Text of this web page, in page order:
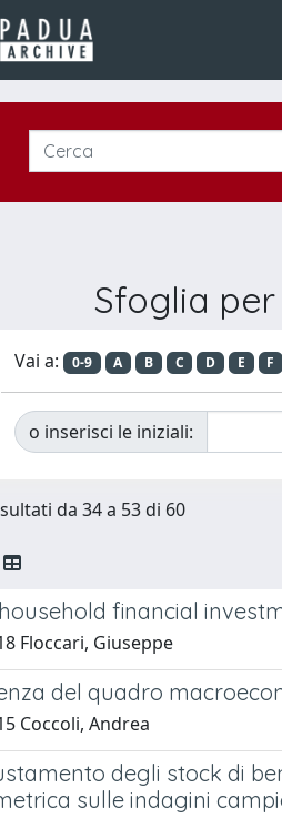
Sfoglia
Vai a: 0-9 A B C D E F
o inserisci le iniziali:
da 34 a 53 di 60
financial
Floccari, Giuseppe
del quadro
Coccoli, Andrea
degli stock di
sulle indagini